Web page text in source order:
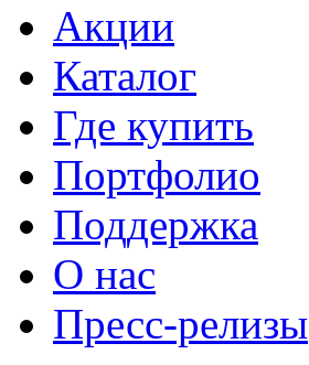
Акции
Каталог
Где купить
Портфолио
Поддержка
О нас
Пресс-релизы